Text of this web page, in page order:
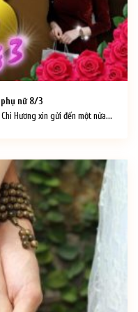
nữ 8/3
Hương xin gửi đến một nửa...